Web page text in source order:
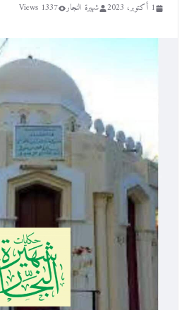
1 أكتوبر، 2023 شهيرة النجار 1337 Views